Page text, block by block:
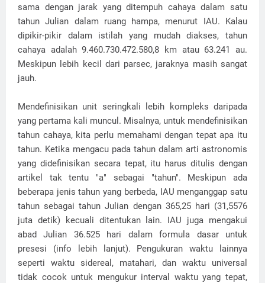
sama dengan jarak yang ditempuh cahaya dalam satu
tahun Julian dalam ruang hampa, menurut IAU. Kalau
dipikir-pikir dalam istilah yang mudah diakses, tahun
cahaya adalah 9.460.730.472.580,8 km atau 63.241 au.
Meskipun lebih kecil dari parsec, jaraknya masih sangat
jauh.
Mendefinisikan unit seringkali lebih kompleks daripada
yang pertama kali muncul. Misalnya, untuk mendefinisikan
tahun cahaya, kita perlu memahami dengan tepat apa itu
tahun. Ketika mengacu pada tahun dalam arti astronomis
yang didefinisikan secara tepat, itu harus ditulis dengan
artikel tak tentu "a" sebagai "tahun". Meskipun ada
beberapa jenis tahun yang berbeda, IAU menganggap satu
tahun sebagai tahun Julian dengan 365,25 hari (31,5576
juta detik) kecuali ditentukan lain. IAU juga mengakui
abad Julian 36.525 hari dalam formula dasar untuk
presesi (info lebih lanjut). Pengukuran waktu lainnya
seperti waktu sidereal, matahari, dan waktu universal
tidak cocok untuk mengukur interval waktu yang tepat,